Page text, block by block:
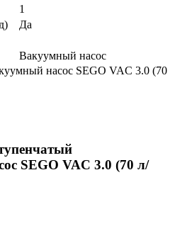
1
Да
Вакуумный насос
насос SEGO VAC 3.0 (70
SEGO VAC 3.0 (70 л/